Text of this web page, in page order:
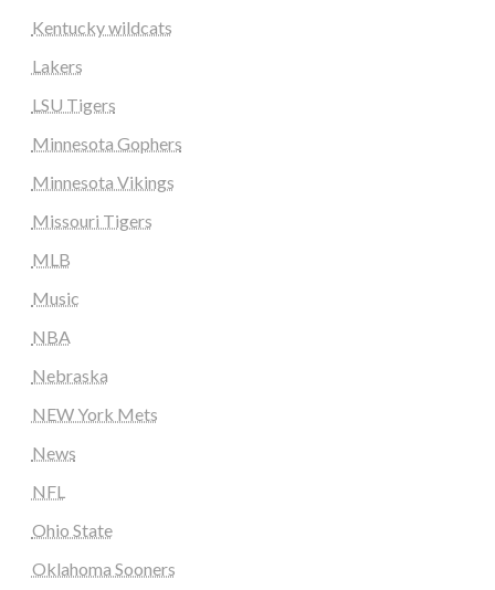
Kentucky wildcats
Lakers
LSU Tigers
Minnesota Gophers
Minnesota Vikings
Missouri Tigers
MLB
Music
NBA
Nebraska
NEW York Mets
News
NFL
Ohio State
Oklahoma Sooners